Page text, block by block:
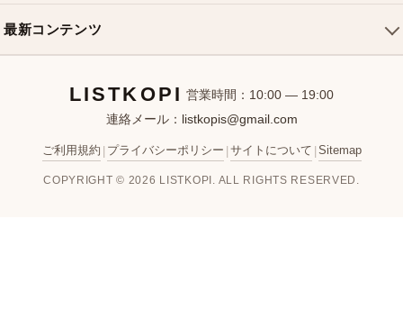
お問い合わせ
ミニバッグ
バケットバッグ
ディオールバッグ
最新コンテンツ
新着アイテム
ブランドカテゴリ
お客様レビュー
LISTKOPI 営業時間：10:00 — 19:00
連絡メール： listkopis@gmail.com
ご利用規約 プライバシーポリシー サイトについて Sitemap
COPYRIGHT © 2026 LISTKOPI. ALL RIGHTS RESERVED.